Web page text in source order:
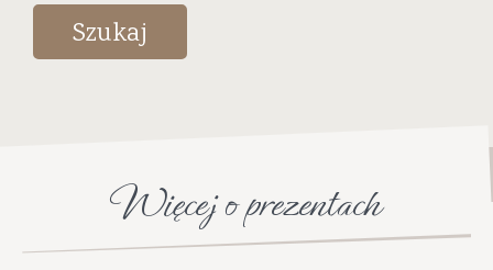
Szukaj
Więcej o prezentach